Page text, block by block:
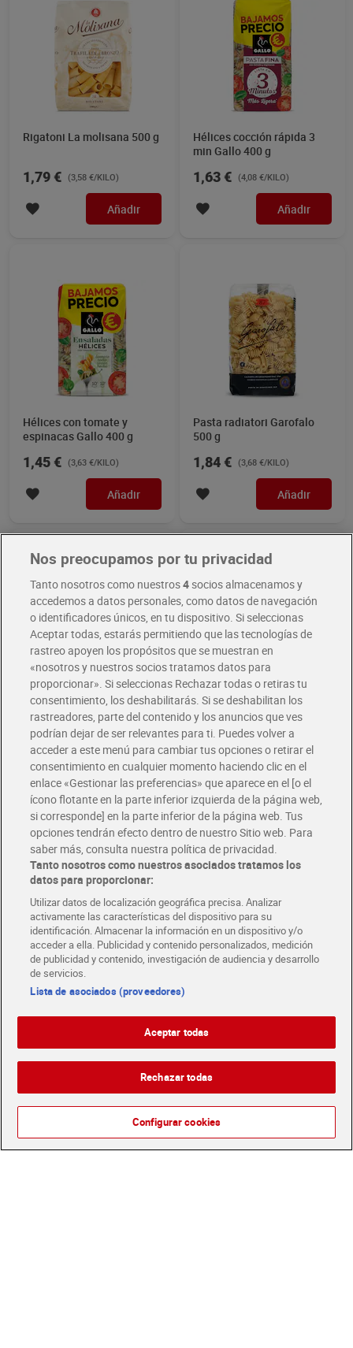
Rigatoni La molisana 500 g
1,79 € (3,58 €/KILO)
Añadir
Hélices cocción rápida 3
min Gallo 400 g
1,63 € (4,08 €/KILO)
Añadir
Hélices con tomate y
espinacas Gallo 400 g
1,45 € (3,63 €/KILO)
Añadir
Pasta radiatori Garofalo
500 g
1,84 € (3,68 €/KILO)
Añadir
Espaguetis N.º 3 Gallo 400
1,00 € (2,50 €/KILO)
Añadir
Fusilli corti bucati La
molisana 500 g
1,79 € (3,58 €/KILO)
Añadir
Pasta elicoidale Garofalo
1,84 € (3,68 €/KILO) 2,25 € (9,00 €/KILO)
Nos preocupamos por tu privacidad
Tanto nosotros como nuestros4socios almacenamos y
accedemos a datos personales, como datos de navegación
o identificadores únicos, en tu dispositivo. Si seleccionas
Aceptar todas, estarás permitiendo que las tecnologías de
rastreo apoyen los propósitos que se muestran en
«nosotros y nuestros socios tratamos datos para
proporcionar». Si seleccionas Rechazar todas o retiras tu
consentimiento, los deshabilitarás. Si se deshabilitan los
rastreadores, parte del contenido y los anuncios que ves
podrían dejar de ser relevantes para ti. Puedes volver a
acceder a este menú para cambiar tus opciones o retirar el
consentimiento en cualquier momento haciendo clic en el
enlace «Gestionar las preferencias» que aparece en el [o el
ícono flotante en la parte inferior izquierda de la página web,
si corresponde] en la parte inferior de la página web. Tus
opciones tendrán efecto dentro de nuestro Sitio web. Para
saber más, consulta nuestra política de privacidad.
Tanto nosotros como nuestros asociados tratamos los
datos para proporcionar:
Utilizar datos de localización geográfica precisa. Analizar
activamente las características del dispositivo para su
identificación. Almacenar la información en un dispositivo y/o
acceder a ella. Publicidad y contenido personalizados, medición
de publicidad y contenido, investigación de audiencia y desarrollo
de servicios.
Lista de asociados (proveedores)
Aceptar todas
Rechazar todas
Configurar cookies